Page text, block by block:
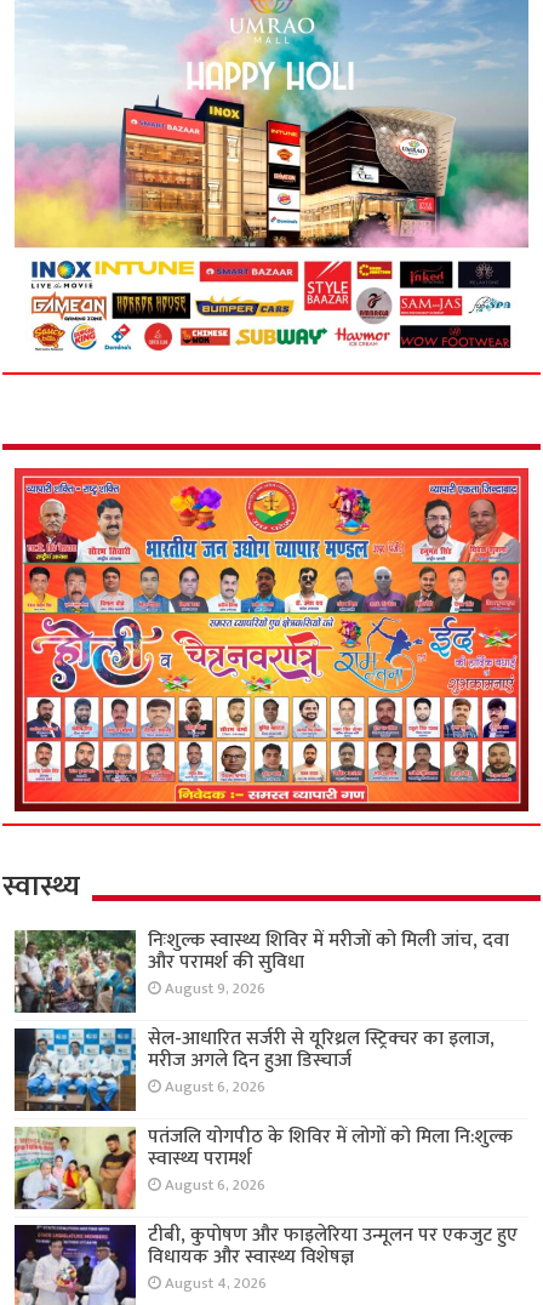
स्वास्थ्य
निःशुल्क स्वास्थ्य शिविर में मरीजों को मिली जांच, दवा
और परामर्श की सुविधा
August 9, 2026
सेल-आधारित सर्जरी से यूरिथ्रल स्ट्रिक्चर का इलाज,
मरीज अगले दिन हुआ डिस्चार्ज
August 6, 2026
पतंजलि योगपीठ के शिविर में लोगों को मिला नि:शुल्क
स्वास्थ्य परामर्श
August 6, 2026
टीबी, कुपोषण और फाइलेरिया उन्मूलन पर एकजुट हुए
विधायक और स्वास्थ्य विशेषज्ञ
August 4, 2026